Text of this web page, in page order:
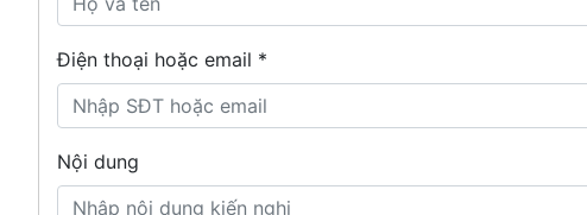
Điện thoại hoặc email *
Nội dung